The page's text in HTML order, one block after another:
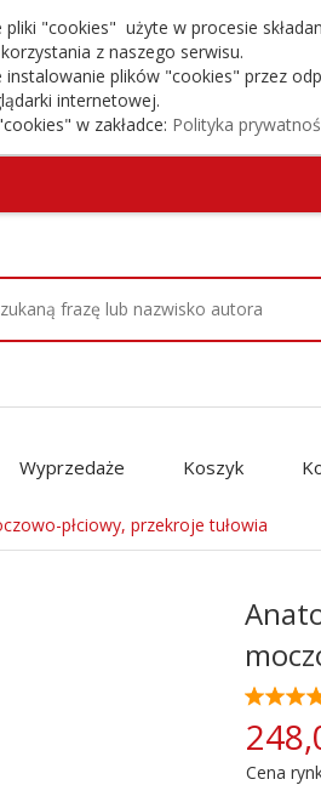
"cookies" użyte w procesie
z naszego serwisu.
plików "cookies" przez
internetowej.
w zakładce: Polityka
Wyprzedaże Koszyk
płciowy, przekroje tułowia
248,
Cena